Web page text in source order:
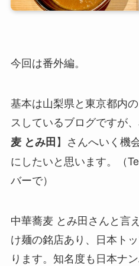
今回は番外編。
基本は山梨県と東京都内
スしているブログですが
麦 とみ田】さんへいく機
にしたいと思います。（
バーで）
中華蕎麦 とみ田さんと言
け麺の銘店あり、日本ト
ります。知名度も日本ナ